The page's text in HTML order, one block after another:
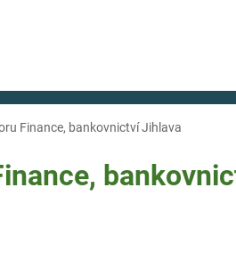
Finance, bankovnictví Jihlava